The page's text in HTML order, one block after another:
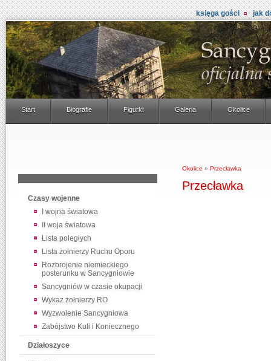
księga gości jak
Start Biografie Figurki Galeria Okolice
Czasy wojenne
I wojna światowa
II woja światowa
Lista poległych
Lista żołnierzy Ruchu Oporu
Rozbrojenie niemieckiego
posterunku w Sancygniowie
Sancygniów w czasie okupacji
Wykaz żołnierzy RO
Wyzwolenie Sancygniowa
Zabójstwo Kuli i Koniecznego
Działoszyce
Przecławka
Okolice » Przecławka